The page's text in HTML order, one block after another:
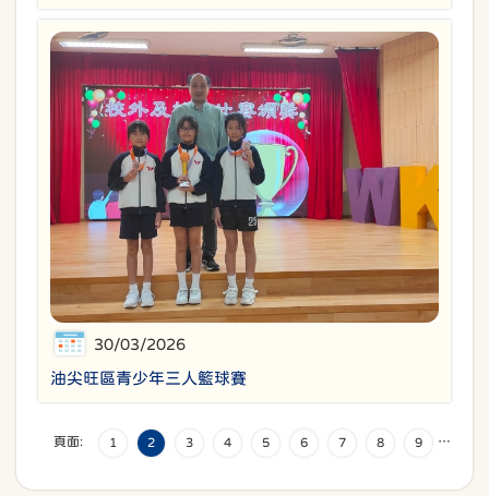
30/03/2026
油尖旺區青少年三人籃球賽
頁面: 1 2 3 4 5 6 7 8 9 …